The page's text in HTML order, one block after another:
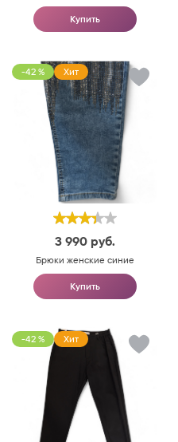
Купить
-42 % Хит
3 990 руб.
Брюки женские синие
Купить
-42 % Хит